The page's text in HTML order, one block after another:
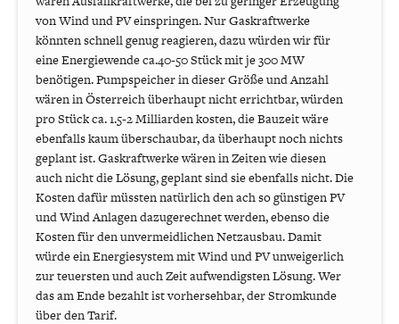
von Wind und PV einspringen. Nur Gaskraftwerke
könnten schnell genug reagieren, dazu würden wir für
eine Energiewende ca.40-50 Stück mit je 300 MW
benötigen. Pumpspeicher in dieser Größe und Anzahl
wären in Österreich überhaupt nicht errichtbar, würden
pro Stück ca. 1.5-2 Milliarden kosten, die Bauzeit wäre
ebenfalls kaum überschaubar, da überhaupt noch nichts
geplant ist. Gaskraftwerke wären in Zeiten wie diesen
auch nicht die Lösung, geplant sind sie ebenfalls nicht. Die
Kosten dafür müssten natürlich den ach so günstigen PV
und Wind Anlagen dazugerechnet werden, ebenso die
Kosten für den unvermeidlichen Netzausbau. Damit
würde ein Energiesystem mit Wind und PV unweigerlich
zur teuersten und auch Zeit aufwendigsten Lösung. Wer
das am Ende bezahlt ist vorhersehbar, der Stromkunde
über den Tarif.